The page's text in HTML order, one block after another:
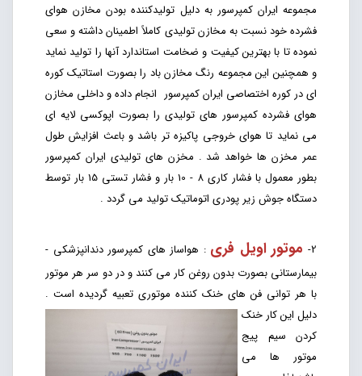
مجموعه ایران کمپرسور به دلیل تولیدکننده بودن مخازن هوای
فشرده خود نسبت به مخازن تولیدی کاملاً اطمینان داشته و سعی
نموده تا با بهترین کیفیت و ضخامت استاندارد آنها را تولید نماید
و همچنین این مجموعه رنگ مخازن باد را بصورت استاتیک کوره
ای در کوره اختصاصی ایران کمپرسور انجام داده و داخلی مخازن
هوای فشرده کمپرسور های تولیدی را بصورت اپوکسی لایه ای
می نماید تا هوای خروجی پاکیزه تر باشد و باعث افزایش طول
عمر مخزن ها خواهد شد . مخزن های تولیدی ایران کمپرسور
بطور معمول با فشار کاری 8 - 10 بار و فشار تستی 15 بار توسط
دستگاه جوش زیر پودری اتوماتیک تولید می گردد .
2- موتور اویل فری : هواساز های کمپرسور دندانپزشکی -
بیمارستانی بصورت بدون روغن کار می کنند و در دو سر هر موتور
با هر توانی فن های خنک کننده موتوری تعبیه گردیده است .
دلیل این کار خنک
کردن سیم پیج
موتور ها می